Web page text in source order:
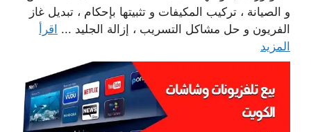
و الصيانة ، تركيب المكيفات و تثبيتها بإحكام ، تبديل غاز
الفريون و حل مشاكل التسريب ، إزالة الجليد ... اقرأ
المزيد